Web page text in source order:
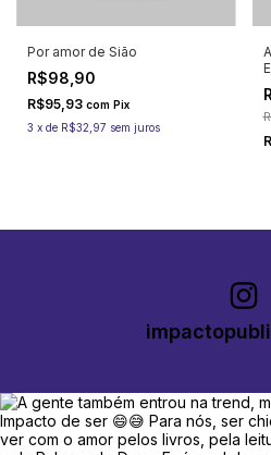
Por amor de Sião
R$98,90
R$95,93 com Pix
3 x de R$32,97 sem juros